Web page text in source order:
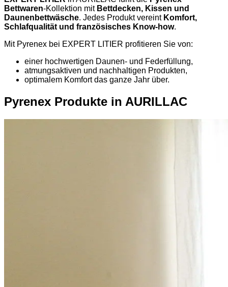
Bettwaren-Kollektion mit Bettdecken, Kissen und
Daunenbettwäsche. Jedes Produkt vereint Komfort,
Schlafqualität und französisches Know-how.
Mit Pyrenex bei EXPERT LITIER profitieren Sie von:
einer hochwertigen Daunen- und Federfüllung,
atmungsaktiven und nachhaltigen Produkten,
optimalem Komfort das ganze Jahr über.
Pyrenex Produkte in AURILLAC